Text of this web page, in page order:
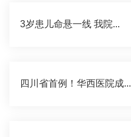
3岁患儿命悬一线 我院...
四川省首例！华西医院成...